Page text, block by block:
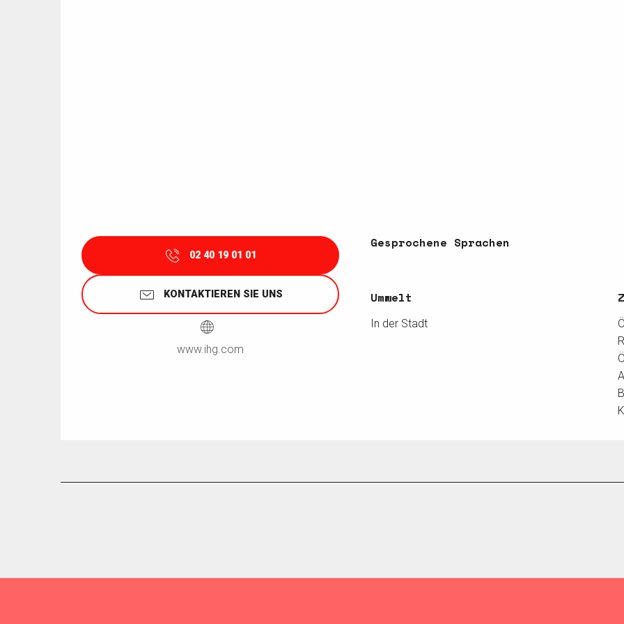
02 40 19 01 01
KONTAKTIEREN SIE UNS
www.ihg.com
Gesprochene Sprachen
Gesprochene Sprachen
Umwelt
Umwelt
In der Stadt